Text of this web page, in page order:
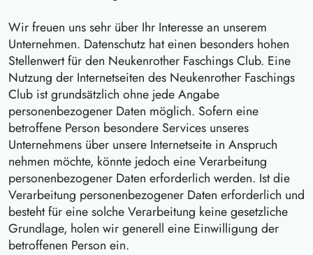
Wir freuen uns sehr über Ihr Interesse an unserem
Unternehmen. Datenschutz hat einen besonders hohen
Stellenwert für den Neukenrother Faschings Club. Eine
Nutzung der Internetseiten des Neukenrother Faschings
Club ist grundsätzlich ohne jede Angabe
personenbezogener Daten möglich. Sofern eine
betroffene Person besondere Services unseres
Unternehmens über unsere Internetseite in Anspruch
nehmen möchte, könnte jedoch eine Verarbeitung
personenbezogener Daten erforderlich werden. Ist die
Verarbeitung personenbezogener Daten erforderlich und
besteht für eine solche Verarbeitung keine gesetzliche
Grundlage, holen wir generell eine Einwilligung der
betroffenen Person ein.